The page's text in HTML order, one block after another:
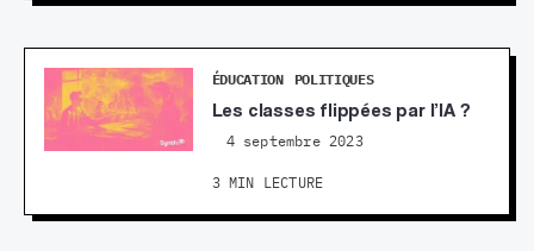
ÉDUCATION POLITIQUES
Les classes flippées par l’IA ?
4 septembre 2023
3 MIN LECTURE